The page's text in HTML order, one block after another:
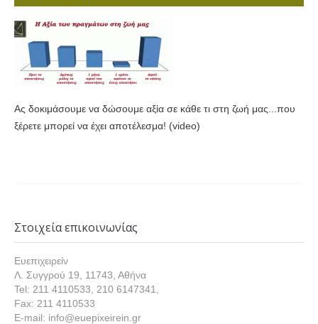
Ας δοκιμάσουμε να δώσουμε αξία σε κάθε τι στη ζωή μας...που
ξέρετε μπορεί να έχει αποτέλεσμα! (video)
Στοιχεία επικοινωνίας
Ευεπιχειρείν
Λ. Συγγρού 19, 11743, Αθήνα
Tel: 211 4110533, 210 6147341,
Fax: 211 4110533
E-mail: info@euepixeirein.gr